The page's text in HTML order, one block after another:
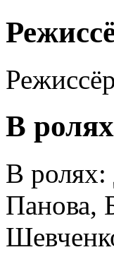
В
В
Панова,